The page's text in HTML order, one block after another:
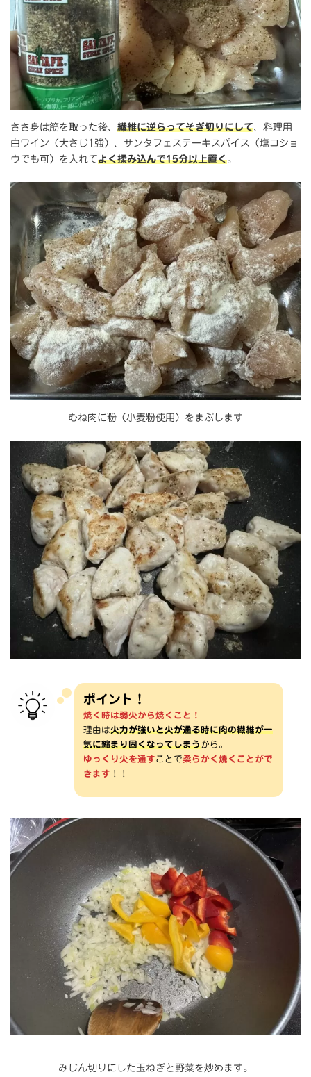
ささ身は筋を取った後、 繊維に逆らってそぎ切りにして、料理用
白ワイン（大さじ1強）、サンタフェステーキスパイス（塩コショ
ウでも可）を入れてよく揉み込んで15分以上置く。
むね肉に粉（小麦粉使用）をまぶします
ポイント！
焼く時は弱火から焼くこと！
理由は火力が強いと火が通る時に肉の繊維が一
気に縮まり固くなってしまうから。
ゆっくり火を通すことで柔らかく焼くことがで
きます ！！
みじん切りにした玉ねぎと野菜を炒めます。